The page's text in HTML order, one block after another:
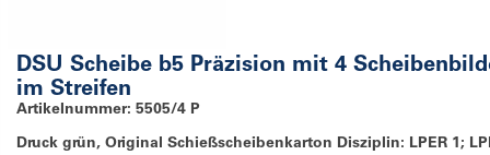
DSU Scheibe b5 Präzision mit 4
im Streifen
Artikelnummer: 5505/4 P
Druck grün, Original Schießscheibenkarton Disziplin: LPER 1;